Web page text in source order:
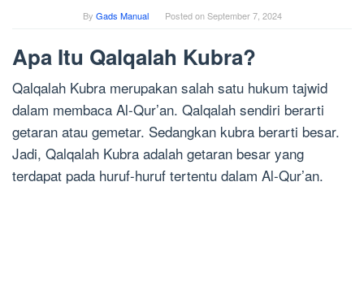
By Gads Manual Posted onSeptember 7, 2024
Apa Itu Qalqalah Kubra?
Qalqalah Kubra merupakan salah satu hukum tajwid
dalam membaca Al-Qur’an. Qalqalah sendiri berarti
getaran atau gemetar. Sedangkan kubra berarti besar.
Jadi, Qalqalah Kubra adalah getaran besar yang
terdapat pada huruf-huruf tertentu dalam Al-Qur’an.